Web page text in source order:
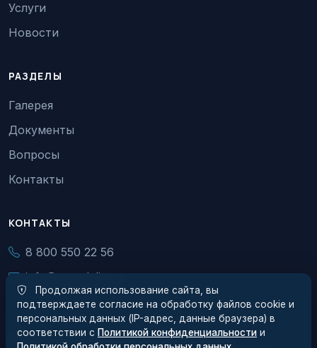
Услуги
Новости
РАЗДЕЛЫ
Галерея
Документы
Вопросы
Контакты
КОНТАКТЫ
8 800 550 22 56
info@zavodelia.ru
© 2026 АО Завод Элия. Все права защищены.
Продолжая использование сайта, вы
подтверждаете согласие на обработку файлов cookie и
персональных данных (IP-адрес, данные браузера) в
соответствии с Политикой конфиденциальности и